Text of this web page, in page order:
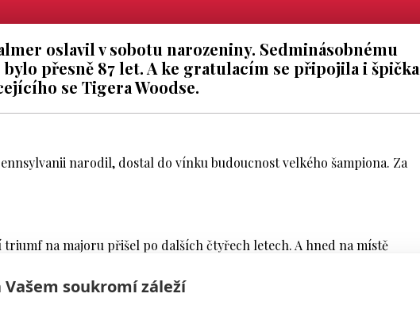
Vašem soukromí záleží
oslavil v sobotu narozeniny. Sedminásobnému
přesně 87 let. A ke gratulacím se připojila i špička
se Tigera Woodse.
narodil, dostal do vínku budoucnost velkého šampiona. Za
triumf na majoru přišel po dalších čtyřech letech. A hned na místě
v Augustě. Později dokázal zvítězit na dalších dvou turnajích velké
Championship.